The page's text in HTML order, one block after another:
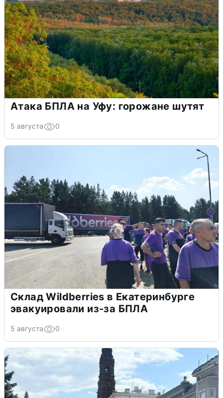
Атака БПЛА на Уфу: горожане шутят
5 августа 0
Склад Wildberries в Екатеринбурге
эвакуировали из-за БПЛА
5 августа 0